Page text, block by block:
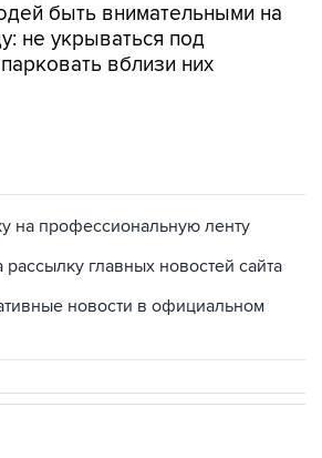
быть внимательными на
не укрываться под
вблизи них
на профессиональную ленту
рассылку главных новостей сайта
новости в официальном